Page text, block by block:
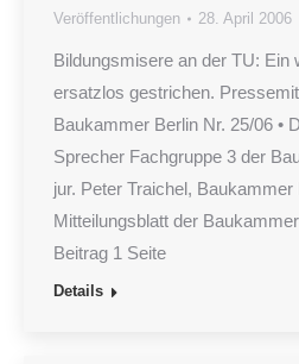
Veröffentlichungen 28. April 2006
Bildungsmisere an der TU: Ein
ersatzlos gestrichen.
Baukammer Berlin Nr. 25/06 •
Sprecher Fachgruppe 3 der
jur. Peter Traichel,
Mitteilungsblatt der
Beitrag 1 Seite
Details